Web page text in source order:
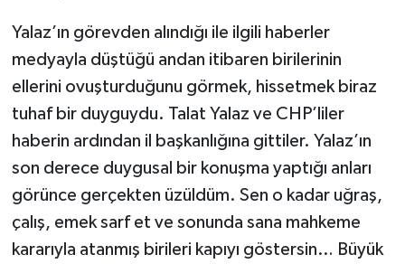
Yalaz’ın görevden alındığı ile ilgili haberler
medyayla düştüğü andan itibaren birilerinin
ellerini ovuşturduğunu görmek, hissetmek biraz
tuhaf bir duyguydu. Talat Yalaz ve CHP’liler
haberin ardından il başkanlığına gittiler. Yalaz’ın
son derece duygusal bir konuşma yaptığı anları
görünce gerçekten üzüldüm. Sen o kadar uğraş,
çalış, emek sarf et ve sonunda sana mahkeme
kararıyla atanmış birileri kapıyı göstersin… Büyük